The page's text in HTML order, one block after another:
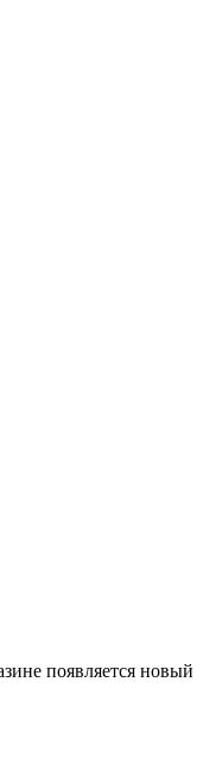
появляется новый